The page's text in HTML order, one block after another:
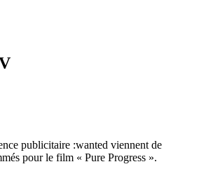
publicitaire :wanted viennent de
pour le film « Pure Progress ».